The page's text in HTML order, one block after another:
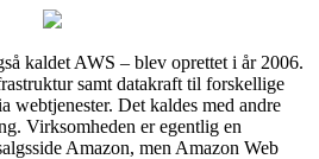
kaldet AWS – blev oprettet i år 2006.
samt datakraft til forskellige
webtjenester. Det kaldes med andre
Virksomheden er egentlig en
Amazon, men Amazon Web